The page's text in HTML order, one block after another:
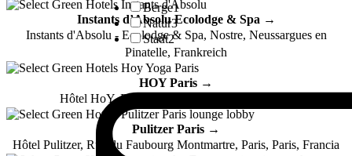
Berge1
Natur3
Stadt2
Instants d’Absolu Ecolodge & Spa →
Instants d'Absolu - Ecolodge & Spa, Nostre, Neussargues en
Pinatelle, Frankreich
HOY Paris →
Hôtel HoY, Rue des Martyrs, Paris, Frankreich
Pulitzer Paris →
Hôtel Pulitzer, Rue du Faubourg Montmartre, Paris, Paris, Francia